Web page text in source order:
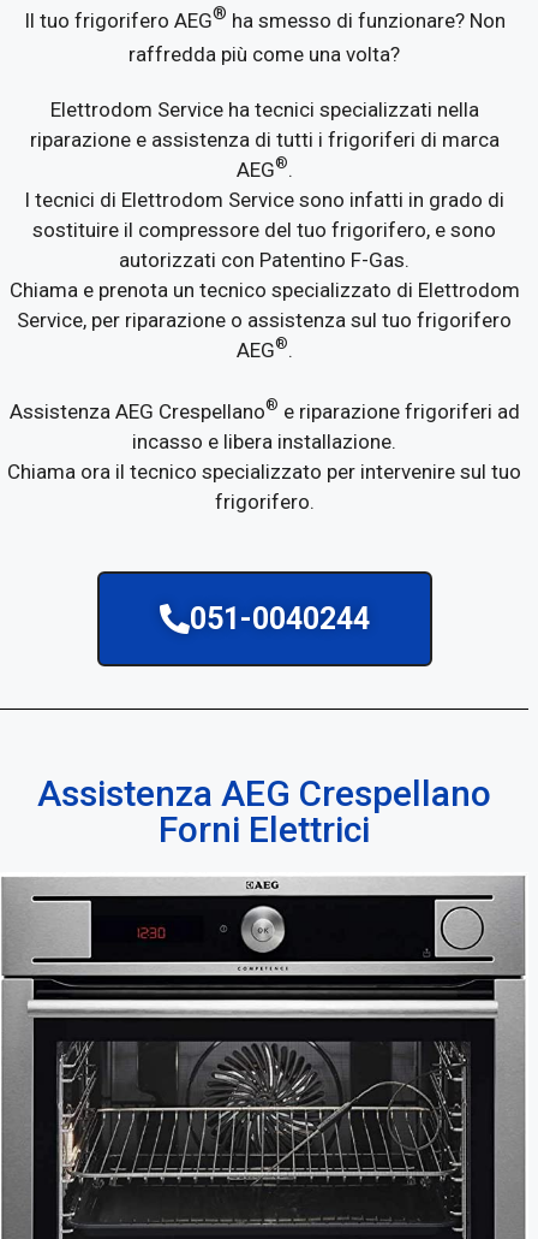
Il tuo frigorifero AEG® ha smesso di funzionare? Non
raffredda più come una volta?
Elettrodom Service ha tecnici specializzati nella
riparazione e assistenza di tutti i frigoriferi di marca
AEG®.
I tecnici di Elettrodom Service sono infatti in grado di
sostituire il compressore del tuo frigorifero, e sono
autorizzati con Patentino F-Gas.
Chiama e prenota un tecnico specializzato di Elettrodom
Service, per riparazione o assistenza sul tuo frigorifero
AEG®.
Assistenza AEG Crespellano® e riparazione frigoriferi ad
incasso e libera installazione.
Chiama ora il tecnico specializzato per intervenire sul tuo
frigorifero.
051-0040244
Assistenza AEG Crespellano
Forni Elettrici